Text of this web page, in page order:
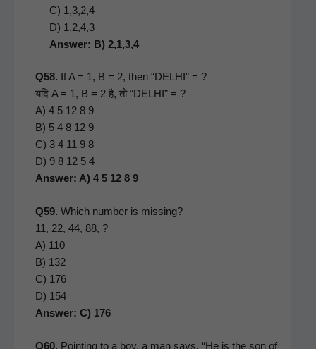
C) 1,3,2,4
D) 1,2,4,3
Answer: B) 2,1,3,4
Q58. If A = 1, B = 2, then “DELHI” = ?
यदि A = 1, B = 2 है, तो “DELHI” = ?
A) 4 5 12 8 9
B) 5 4 8 12 9
C) 3 4 11 9 8
D) 9 8 12 5 4
Answer: A) 4 5 12 8 9
Q59. Which num­ber is miss­ing?
11, 22, 44, 88, ?
A) 110
B) 132
C) 176
D) 154
Answer: C) 176
Q60. Point­ing to a boy, a man says, “He is the son of